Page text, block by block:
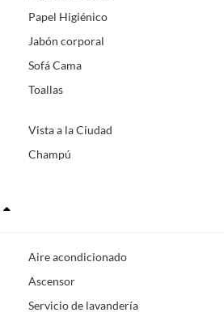
Papel Higiénico
Jabón corporal
Sofá Cama
Toallas
Vista a la Ciudad
Champú
Aire acondicionado
Ascensor
Servicio de lavandería